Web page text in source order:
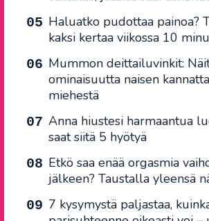
Haluatko pudottaa painoa?
kaksi kertaa viikossa 10
Mummon deittailuvinkit:
ominaisuutta naisen
miehestä
Anna hiustesi harmaantua
saat siitä 5 hyötyä
Etkö saa enää orgasmia
jälkeen? Taustalla yleensä
7 kysymystä paljastaa,